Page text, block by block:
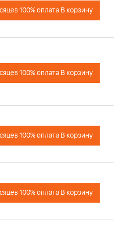
100% оплата В корзину
100% оплата В корзину
100% оплата В корзину
100% оплата В корзину